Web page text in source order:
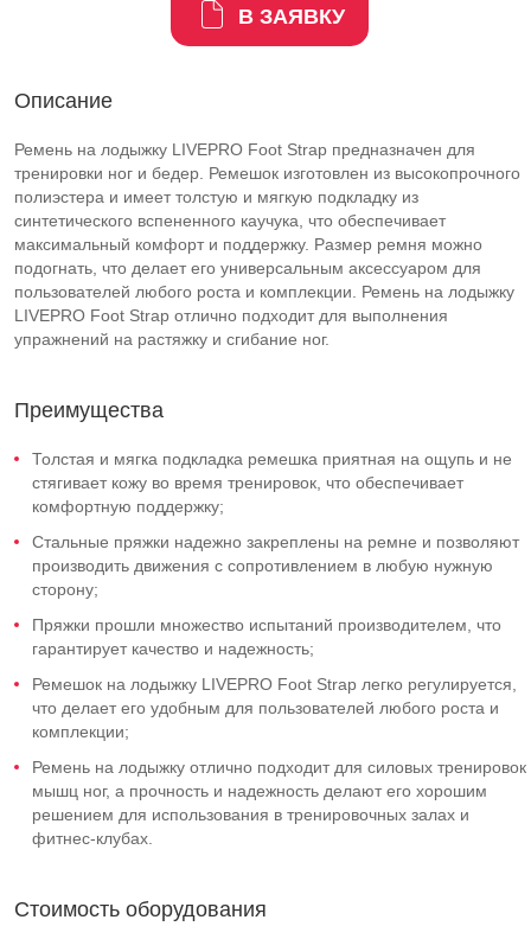
В ЗАЯВКУ
Описание
Ремень на лодыжку LIVEPRO Foot Strap предназначен для
тренировки ног и бедер. Ремешок изготовлен из высокопрочного
полиэстера и имеет толстую и мягкую подкладку из
синтетического вспененного каучука, что обеспечивает
максимальный комфорт и поддержку. Размер ремня можно
подогнать, что делает его универсальным аксессуаром для
пользователей любого роста и комплекции. Ремень на лодыжку
LIVEPRO Foot Strap отлично подходит для выполнения
упражнений на растяжку и сгибание ног.
Преимущества
Толстая и мягка подкладка ремешка приятная на ощупь и не
стягивает кожу во время тренировок, что обеспечивает
комфортную поддержку;
Стальные пряжки надежно закреплены на ремне и позволяют
производить движения с сопротивлением в любую нужную
сторону;
Пряжки прошли множество испытаний производителем, что
гарантирует качество и надежность;
Ремешок на лодыжку LIVEPRO Foot Strap легко регулируется,
что делает его удобным для пользователей любого роста и
комплекции;
Ремень на лодыжку отлично подходит для силовых тренировок
мышц ног, а прочность и надежность делают его хорошим
решением для использования в тренировочных залах и
фитнес-клубах.
Стоимость оборудования